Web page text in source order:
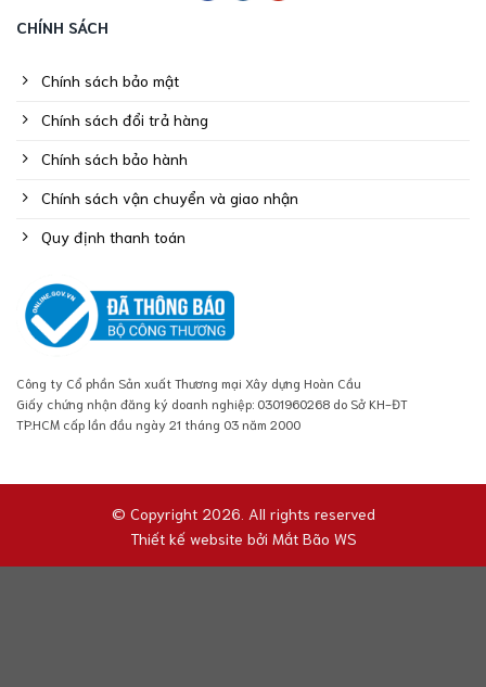
CHÍNH SÁCH
Chính sách bảo mật
Chính sách đổi trả hàng
Chính sách bảo hành
Chính sách vận chuyển và giao nhận
Quy định thanh toán
Công ty Cổ phần Sản xuất Thương mại Xây dựng Hoàn Cầu
Giấy chứng nhận đăng ký doanh nghiệp: 0301960268 do Sở KH-ĐT
TP.HCM cấp lần đầu ngày 21 tháng 03 năm 2000
© Copyright 2026. All rights reserved
Thiết kế website bởi Mắt Bão WS